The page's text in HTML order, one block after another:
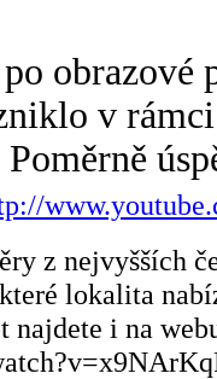
v
Poměrně
z nejvyšších
lokalita
najdete i na